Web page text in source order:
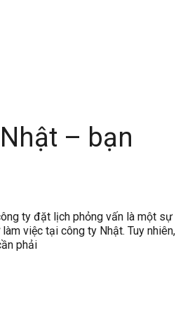
– bạn
ty đặt lịch phỏng vấn là một sự
việc tại công ty Nhật. Tuy nhiên,
phải